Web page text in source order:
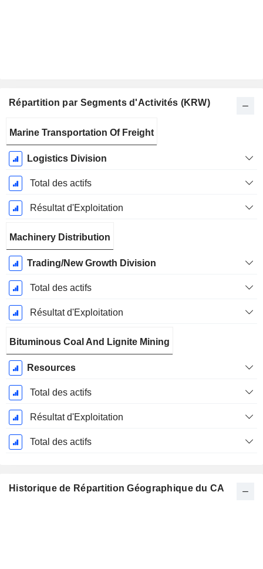
Répartition par Segments d'Activités (KRW)
Fiscale:
Décembre
Marine Transportation Of Freight
Logistics Division
Total des actifs
Résultat d'Exploitation
Machinery Distribution
Trading/New Growth Division
Total des actifs
Résultat d'Exploitation
Bituminous Coal And Lignite Mining
Resources
Total des actifs
Résultat d'Exploitation
Total des actifs
Historique de Répartition Géographique du CA